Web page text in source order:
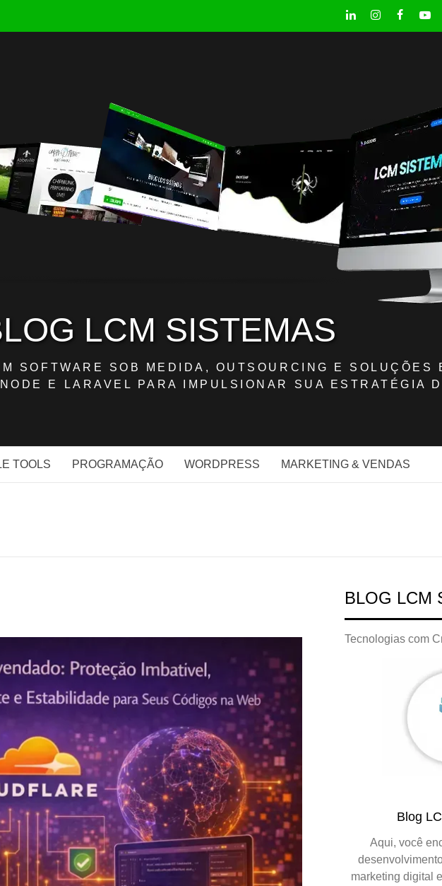
LinkedInInstagram
LCM SISTEMAS
SOFTWARE SOB MEDIDA, OUTSOURCING E SOLUÇÕES
E LARAVEL PARA IMPULSIONAR SUA ESTRATÉGIA
TOOLS PROGRAMAÇÃO WORDPRESS MARKETING & VENDAS
BLOG LCM
Tecnologias com
Blog
Aqui, você
marketing digital